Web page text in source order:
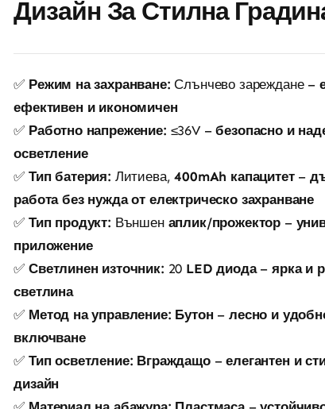
Дизайн За Стилна
✅ Режим на захранване: Слънчево зареждане –
ефективен и икономичен
✅ Работно напрежение: ≤36V –безопасно и
осветление
✅Тип батерия: Литиева,400mAh капацитет–
работа без нужда от електрическо захранване
✅Тип продукт: Външен аплик/прожектор –
приложение
✅Светлинен източник: 20 LED диода–ярка и
светлина
✅ Метод на управление: Бутон –лесно и
включване
✅Тип осветление: Вграждащо–елегантен и
дизайн